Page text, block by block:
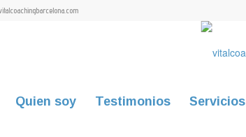
Quien soy Testimonios Servicios